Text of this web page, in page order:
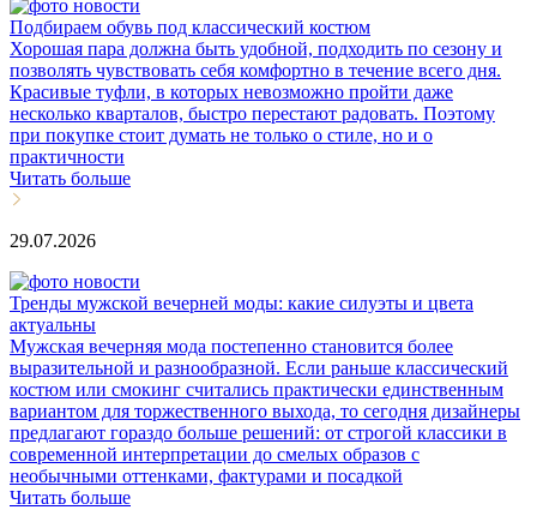
Подбираем обувь под классический костюм
Хорошая пара должна быть удобной, подходить по сезону и
позволять чувствовать себя комфортно в течение всего дня.
Красивые туфли, в которых невозможно пройти даже
несколько кварталов, быстро перестают радовать. Поэтому
при покупке стоит думать не только о стиле, но и о
практичности
Читать больше
29.07.2026
Тренды мужской вечерней моды: какие силуэты и цвета
актуальны
Мужская вечерняя мода постепенно становится более
выразительной и разнообразной. Если раньше классический
костюм или смокинг считались практически единственным
вариантом для торжественного выхода, то сегодня дизайнеры
предлагают гораздо больше решений: от строгой классики в
современной интерпретации до смелых образов с
необычными оттенками, фактурами и посадкой
Читать больше